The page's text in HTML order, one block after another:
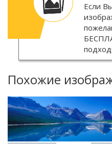
Если
Похожие